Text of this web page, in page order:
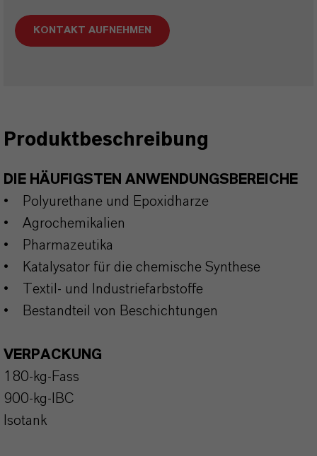
KONTAKT AUFNEHMEN
Produktbeschreibung
DIE HÄUFIGSTEN ANWENDUNGSBEREICHE
• Polyurethane und Epoxidharze
• Agrochemikalien
• Pharmazeutika
• Katalysator für die chemische Synthese
• Textil- und Industriefarbstoffe
• Bestandteil von Beschichtungen
VERPACKUNG
180-kg-Fass
900-kg-IBC
Isotank